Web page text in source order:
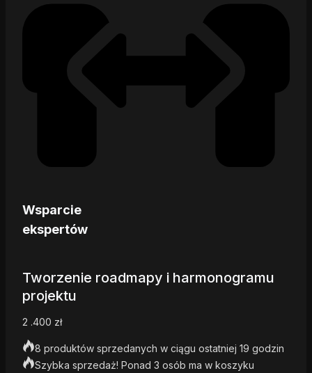
Wsparcie
ekspertów
Tworzenie roadmapy i harmonogramu
projektu
2 .400 zł
8 produktów sprzedanych w ciągu ostatniej 19 godzin
Szybka sprzedaż! Ponad 3 osób ma w koszyku